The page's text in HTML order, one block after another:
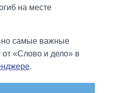
на месте
самые важные
от «Слово и дело» в
.